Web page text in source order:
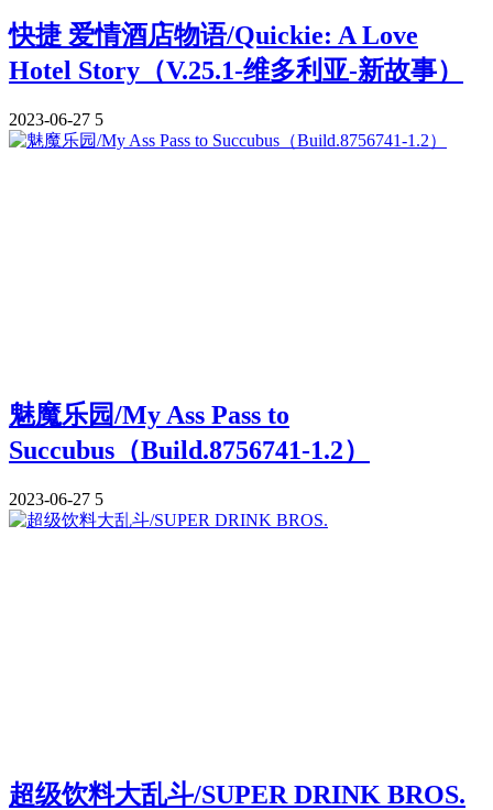
快捷 爱情酒店物语/Quickie: A Love
Hotel Story（V.25.1-维多利亚-新故事）
2023-06-27 5
魅魔乐园/My Ass Pass to
Succubus（Build.8756741-1.2）
2023-06-27 5
超级饮料大乱斗/SUPER DRINK BROS.